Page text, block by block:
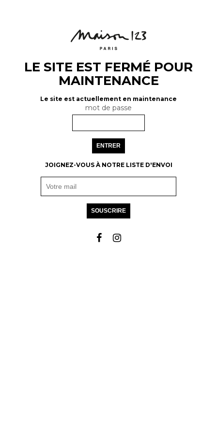
LE SITE EST FERMÉ POUR
MAINTENANCE
Le site est actuellement en maintenance
mot de passe
ENTRER
JOIGNEZ-VOUS À NOTRE LISTE D'ENVOI
SOUSCRIRE